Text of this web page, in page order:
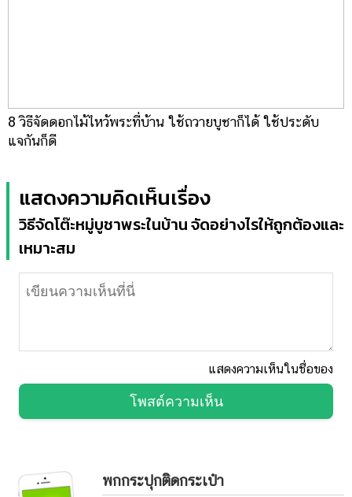
8 วิธีจัดดอกไม้ไหว้พระที่บ้าน ใช้ถวายบูชาก็ได้ ใช้ประดับ
แจกันก็ดี
แสดงความคิดเห็นเรื่อง
วิธีจัดโต๊ะหมู่บูชาพระในบ้าน จัดอย่างไรให้ถูกต้องและ
เหมาะสม
แสดงความเห็นในชื่อของ
โพสต์ความเห็น
พกกระปุกติดกระเป๋า